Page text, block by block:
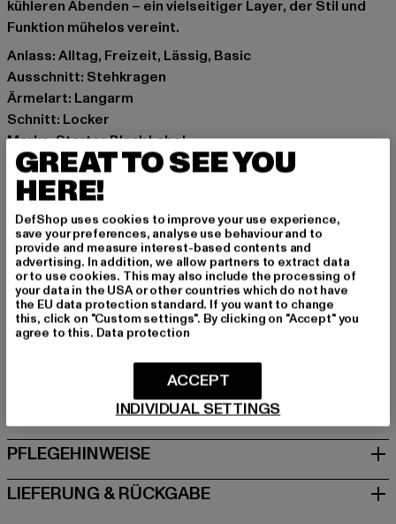
kühleren Abenden – ein vielseitiger Layer, der Stil und
Funktion mühelos vereint.
Anlass: Alltag, Freizeit, Lässig, Basic
Ausschnitt: Stehkragen
Ärmelart: Langarm
Schnitt: Locker
Marke: Starter Black Label
Kat.: Pullover
Farbe: schwarz
Hersteller Farbe: black/white
Materialzusammensetzung: 65% Baumwolle, 35%
Polyester
Art.Nr: ST149-00826
Hersteller: TB International GmbH |info@tbint.de
Dr.-Robert-Murjahn-Straße 7 | 64372 Ober-Ramstadt |
GRÖSSE & PASSFORM
PFLEGEHINWEISE
LIEFERUNG & RÜCKGABE
GREAT TO SEE YOU
HERE!
DefShop uses cookies to improve your use experience,
save your preferences, analyse use behaviour and to
provide and measure interest-based contents and
advertising. In addition, we allow partners to extract data
or to use cookies. This may also include the processing of
your data in the USA or other countries which do not have
the EU data protection standard. If you want to change
this, click on "Custom settings". By clicking on "Accept" you
agree to this. Data protection
INDIVIDUAL SETTINGS
ACCEPT